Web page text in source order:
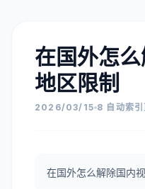
在国外怎
地区限制
2026/03/15 8 自动索引
在国外怎么解除国内